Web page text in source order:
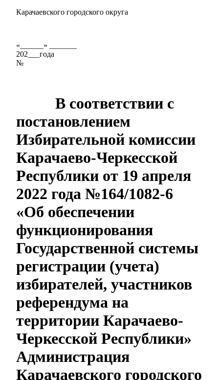
Карачаевского городского округа
«______» _______
202___года
№
В соответствии с
постановлением
Избирательной комиссии
Карачаево-Черкесской
Республики от 19 апреля
2022 года №164/1082-6
«Об обеспечении
функционирования
Государственной системы
регистрации (учета)
избирателей, участников
референдума на
территории Карачаево-
Черкесской Республики»
Администрация
Карачаевского городского
Экономика